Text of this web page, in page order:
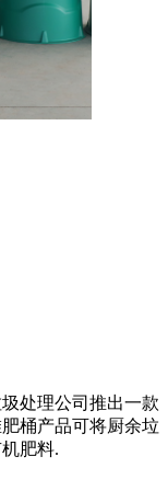
处理公司推出一款
桶产品可将厨余垃
肥料.